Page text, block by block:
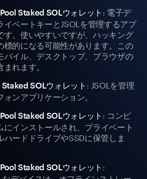
Staked SOLウォレット : 電子デ
イベートキーとJSOLを管理するアプ
す。使いやすいですが、ハッキング
標的になる可能性があります。この
バイル、デスクトップ、ブラウザの
れます。
SOLウォレット : JSOLを管理
ンアプリケーション。
Staked SOLウォレット : コンピ
にインストールされ、プライベート
ハードドライブやSSDに保管しま
Staked SOLウォレット :